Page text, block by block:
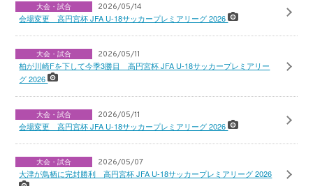
大会・試合 2026/05/14
会場変更 高円宮杯 JFA U-18サッカープレミアリーグ 2026
大会・試合 2026/05/11
柏が川崎Fを下して今季3勝目 高円宮杯 JFA U-18サッカープレミアリー
グ 2026
大会・試合 2026/05/11
会場変更 高円宮杯 JFA U-18サッカープレミアリーグ 2026
大会・試合 2026/05/07
大津が鳥栖に完封勝利 高円宮杯 JFA U-18サッカープレミアリーグ 2026